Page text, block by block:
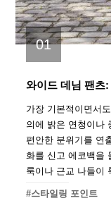
01
와이드 데님 팬츠
가장 기본적이면서
의에 밝은 연청이나
편안한 분위기를 연
화를 신고 에코백을
룩이나 근교 나들이
#스타일링 포인트